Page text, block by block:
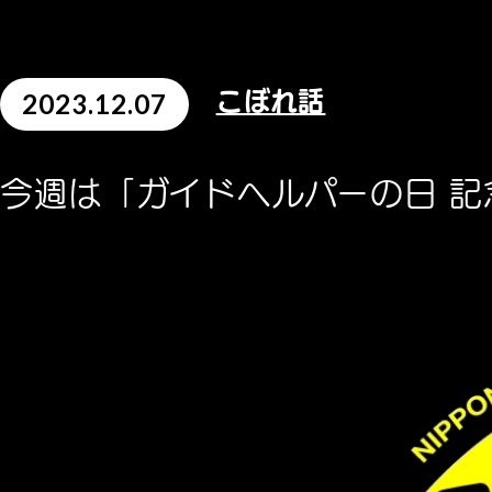
2023.12.07 こぼれ話
今週は「ガイドヘルパーの日